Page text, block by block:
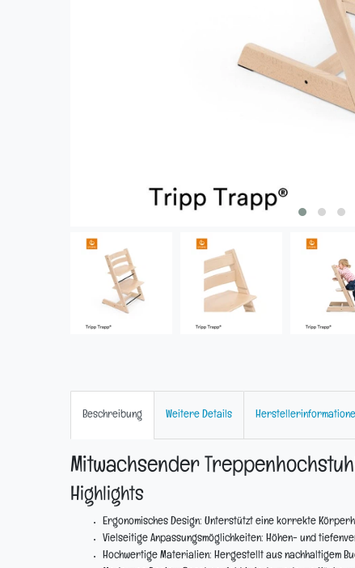
Beschreibung Weitere Details
Mitwachsender
Highlights
Ergonomisches Design: Unterstützt eine korrekte
Vielseitige Anpassungsmöglichkeiten: Höhen- und
Hochwertige Materialien: Hergestellt aus nachhaltigem